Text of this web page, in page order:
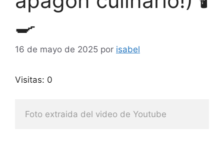
🍳
16 de mayo de 2025 por isabel
Visitas: 0
Foto extraida del video de Youtube